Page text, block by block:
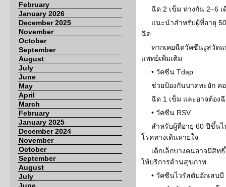
February
January 2026
December 2025
November
October
September
August
July
June
May
April
March
February
January 2025
December 2024
November
October
September
August
July
ฉีด 2 เข็ม ห่างกัน 2–6
แนะนำสำหรับผู้ที่อายุ
ฉีด
หากเคยฉีดวัคซีนงูสวัดแ
แพทย์เพิ่มเติม
• วัคซีน Tdap
ช่วยป้องกันบาดทะยัก ค
ฉีด 1 เข็ม และอาจต้อง
• วัคซีน RSV
สำหรับผู้ที่อายุ 60 ปีขึ้นไ
โรคทางเดินหายใจ
เด็กเล็กบางคนอาจมีสิท
ให้บริการด้านสุขภาพ
• วัคซีนไวรัสตับอักเสบบี